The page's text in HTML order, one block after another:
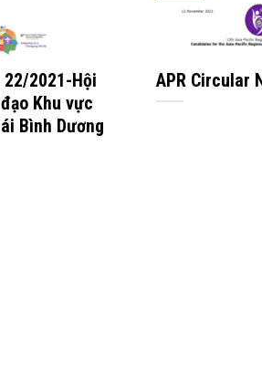
2021-Hội
Khu vực
Bình Dương
APR Circular